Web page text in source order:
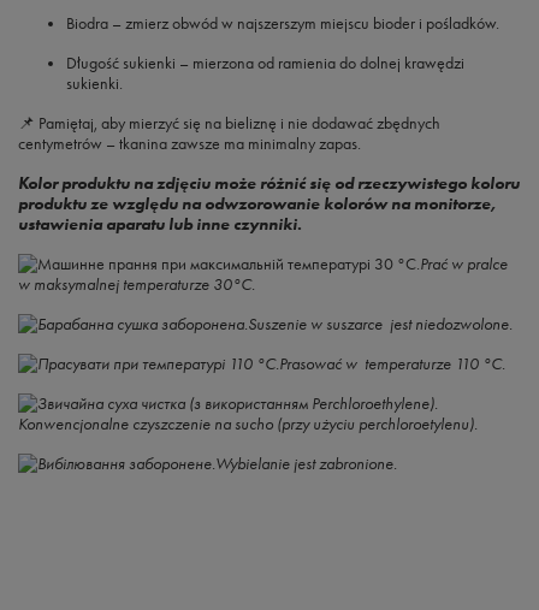
Biodra – zmierz obwód w najszerszym miejscu bioder i pośladków.
Długość sukienki – mierzona od ramienia do dolnej krawędzi
sukienki.
📌 Pamiętaj, aby mierzyć się na bieliznę i nie dodawać zbędnych
centymetrów – tkanina zawsze ma minimalny zapas.
Kolor produktu na zdjęciu może różnić się od rzeczywistego koloru
produktu ze względu na odwzorowanie kolorów na monitorze,
ustawienia aparatu lub inne czynniki.
Prać w pralce
w maksymalnej temperaturze 30°C.
Suszenie w suszarce jest niedozwolone.
Prasować w temperaturze 110 °C.
Konwencjonalne czyszczenie na sucho (przy użyciu perchloroetylenu).
Wybielanie jest zabronione.